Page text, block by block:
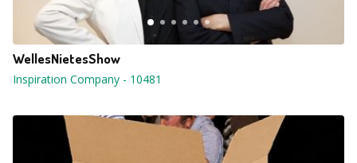
WellesNietesShow
Inspiration Company - 10481